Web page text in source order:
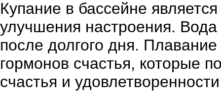
Купание в бассейне
улучшения настроения. Вода
после долгого дня.
гормонов счастья, которые
счастья и